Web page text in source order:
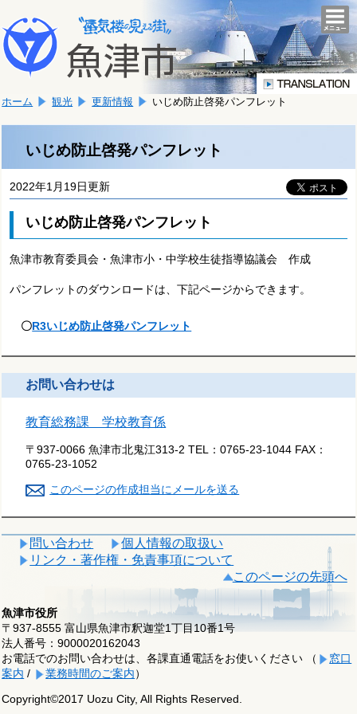
文
へ
移
ま
す。
こ
か
文
ホーム 観光 更新情報 いじめ防止啓発パンフレット
いじめ防止啓発パンフレット
2022年1月19日更新
いじめ防止啓発パンフレット
魚津市教育委員会・魚津市小・中学校生徒指導協議会 作成
パンフレットのダウンロードは、下記ページからできます。
〇R3いじめ防止啓発パンフレット
お問い合わせは
教育総務課 学校教育係
〒937-0066 魚津市北鬼江313-2 TEL：0765-23-1044 FAX：
0765-23-1052
このページの作成担当にメールを送る
問い合わせ
個人情報の取扱い
リンク・著作権・免責事項について
このページの先頭へ
魚津市役所
〒937-8555 富山県魚津市釈迦堂1丁目10番1号
法人番号：9000020162043
お電話でのお問い合わせは、各課直通電話をお使いください （
窓口
案内 / 業務時間のご案内）
Copyright©2017 Uozu City, All Rights Reserved.